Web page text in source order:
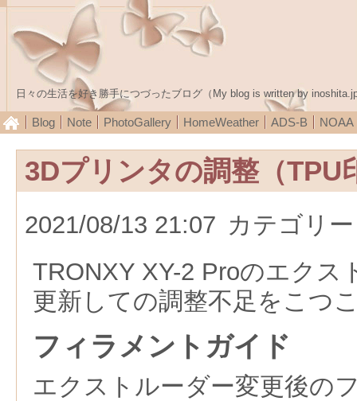
日々の生活を好き勝手につづったブログ（My blog is written by
Blog Note PhotoGallery HomeWeather ADS-B NOAA
3Dプリンタの調整（TPU
2021/08/13 21:07 カテゴリ
TRONXY XY-2 Proのエクス
更新しての調整不足をこつ
フィラメントガイド
エクストルーダー変更後の